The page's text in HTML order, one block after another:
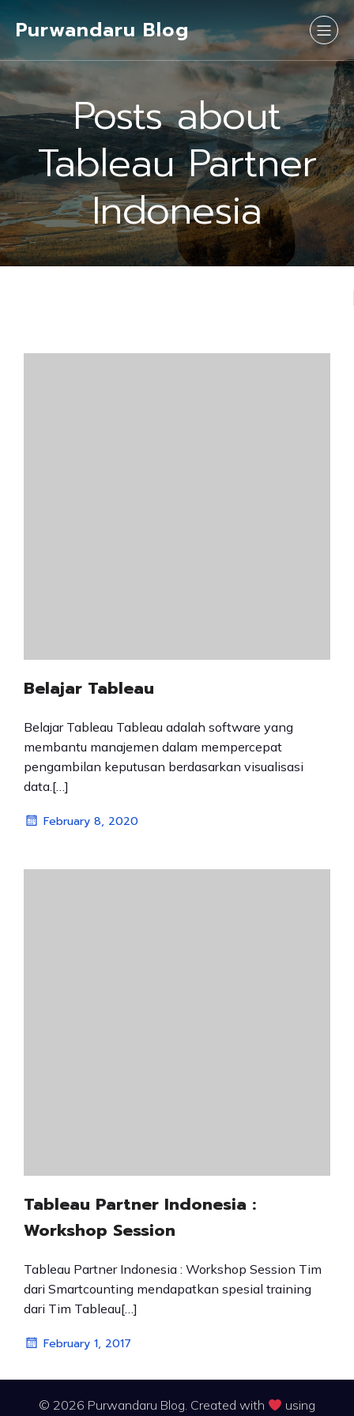
Purwandaru Blog
Posts about
Tableau Partner
Indonesia
Belajar Tableau
Belajar Tableau Tableau adalah software yang
membantu manajemen dalam mempercepat
pengambilan keputusan berdasarkan visualisasi
data.[…]
February 8, 2020
Tableau Partner Indonesia :
Workshop Session
Tableau Partner Indonesia : Workshop Session Tim
dari Smartcounting mendapatkan spesial training
dari Tim Tableau[…]
February 1, 2017
© 2026 Purwandaru Blog. Created with using